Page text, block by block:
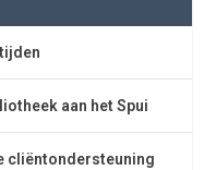
aan het Spui
cliëntondersteuning